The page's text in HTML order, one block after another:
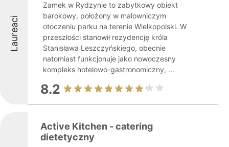
Laureaci
Zamek w Rydzynie to zabytkowy obiekt
barokowy, położony w malowniczym
otoczeniu parku na terenie Wielkopolski. W
przeszłości stanowił rezydencję króla
Stanisława Leszczyńskiego, obecnie
natomiast funkcjonuje jako nowoczesny
kompleks hotelowo-gastronomiczny, ...
8.2
Active Kitchen - catering
dietetyczny